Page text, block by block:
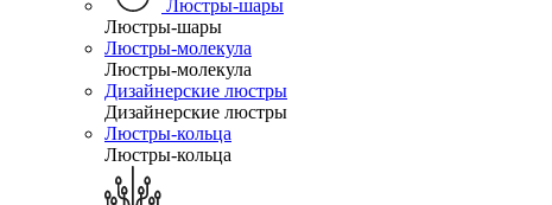
Люстры-шары
Люстры-шары
Люстры-молекула
Люстры-молекула
Дизайнерские люстры
Дизайнерские люстры
Люстры-кольца
Люстры-кольца